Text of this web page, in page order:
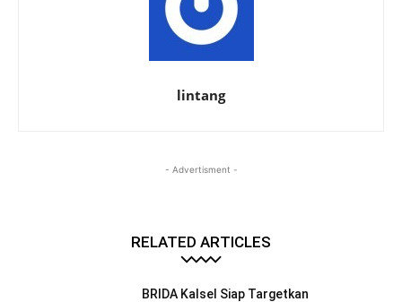
lintang
- Advertisment -
RELATED ARTICLES
BRIDA Kalsel Siap Targetkan